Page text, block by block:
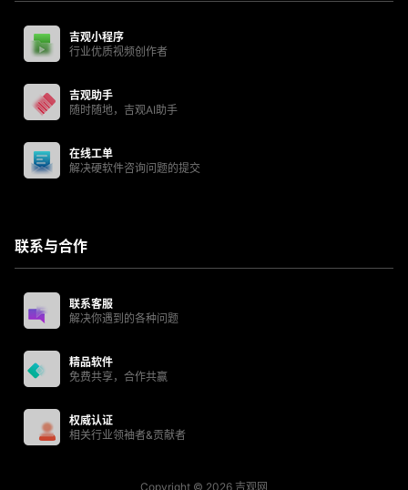
吉观小程序
行业优质视频创作者
吉观助手
随时随地，吉观AI助手
在线工单
解决硬软件咨询问题的提交
联系与合作
联系客服
解决你遇到的各种问题
精品软件
免费共享，合作共赢
权威认证
相关行业领袖者&贡献者
Copyright © 2026 吉观网